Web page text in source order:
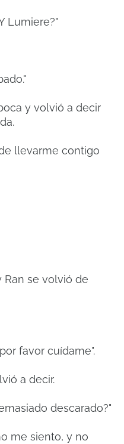
Lumiere?"
y volvió a decir
llevarme contigo
Ran se volvió de
favor cuídame".
a decir.
descarado?"
me siento, y no